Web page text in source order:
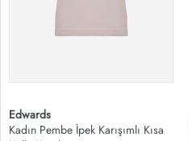
Edwards
Kadın Pembe İpek Karışımlı Kısa